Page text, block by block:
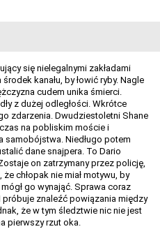
się nielegalnymi zakładami
kanału, by łowić ryby. Nagle
cudem unika śmierci.
z dużej odległości. Wkrótce
zdarzenia. Dwudziestoletni Shane
na pobliskim moście i
samobójstwa. Niedługo potem
dane snajpera. To Dario
on zatrzymany przez policję,
chłopak nie miał motywu, by
go wynająć. Sprawa coraz
próbuje znaleźć powiązania między
że w tym śledztwie nic nie jest
pierwszy rzut oka.